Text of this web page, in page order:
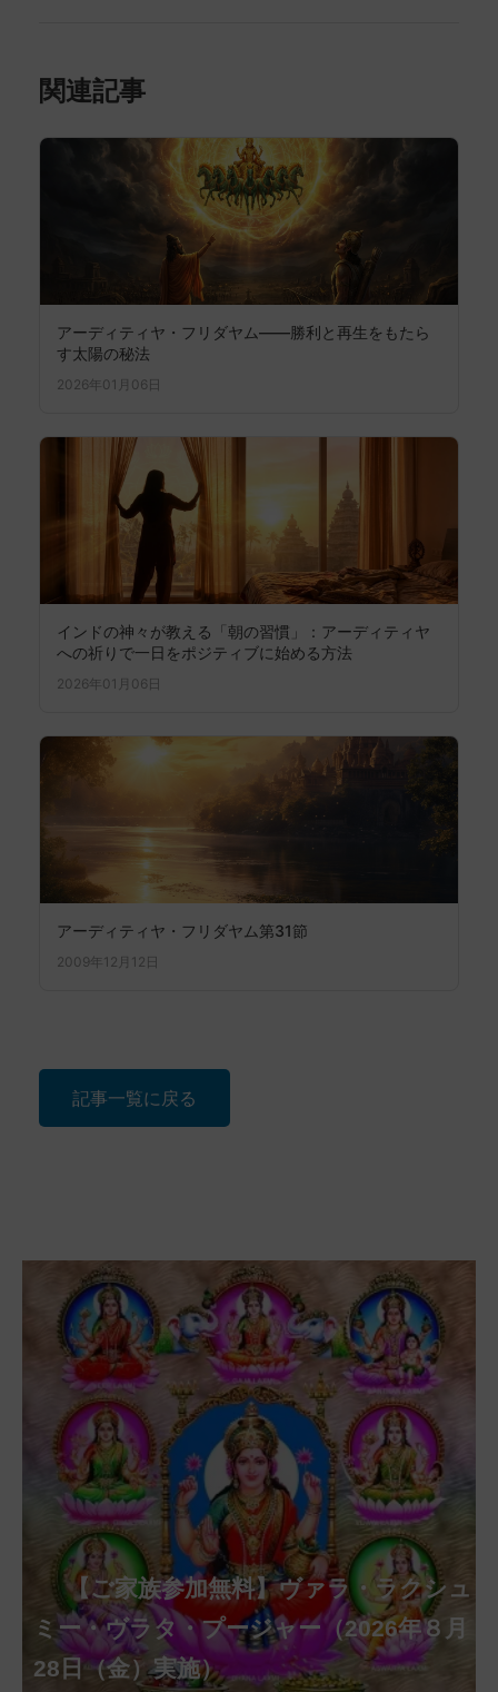
関連記事
アーディティヤ・フリダヤム——勝利と再生をもたら
す太陽の秘法
2026年01月06日
インドの神々が教える「朝の習慣」：アーディティヤ
への祈りで一日をポジティブに始める方法
2026年01月06日
アーディティヤ・フリダヤム第31節
2009年12月12日
記事一覧に戻る
【ご家族参加無料】アーディ・アマー
ヴァシャー・プージャー（2026年８月12
日（水）実施）
【ご家族参加無料】ラクシュミー・ク
ベーラ・マンスリー・プージャー（2026
年８月12日（水）実施）
【ご家族参加無料】ナーガ・パンチャ
ミー・プージャー（2026年８月17日
（月）実施）
【ご家族参加無料】ヴァラ・ラクシュ
ミー・ヴラタ・プージャー（2026年８月
28日（金）実施）
【ご家族参加無料】サンカタハラ・チ
ャトゥルティー・プージャー（2026年８
月31日（月）実施）
【ご家族参加無料】クリシュナ・ジャヤ
ンティー・プージャー（2026年９月４日
（金）実施）
【ご家族参加無料】ガネーシャ・チャ
トゥルティー・プージャー（2026年９月
14日（月）実施）
【ご家族参加無料】マハーラクシュミ
ー・ヴラタ・プージャー（2026年９月19
日（土）実施）
第220回グループ・ホーマ（ナーガ・
パンチャミー、2026年８月17日（月）実
施）
第221回グループ・ホーマ（ガーヤト
リー・ジャヤンティー、2026年８月28日
（金）実施）
アンナダーナ・プロジェクト（食事の奉
仕）
ポストコロナ福祉活動支援募金